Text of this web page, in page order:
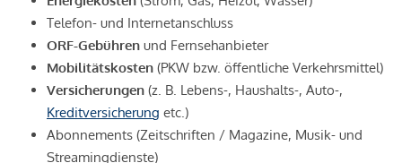
Telefon- und Internetanschluss
ORF-Gebühren und Fernsehanbieter
Mobilitätskosten (PKW bzw. öffentliche Verkehrsmittel)
Versicherungen (z. B. Lebens-, Haushalts-, Auto-,
Kreditversicherung etc.)
Abonnements (Zeitschriften / Magazine, Musik- und
Streamingdienste)